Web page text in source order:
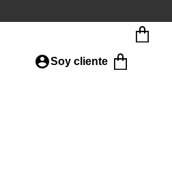
Soy cliente